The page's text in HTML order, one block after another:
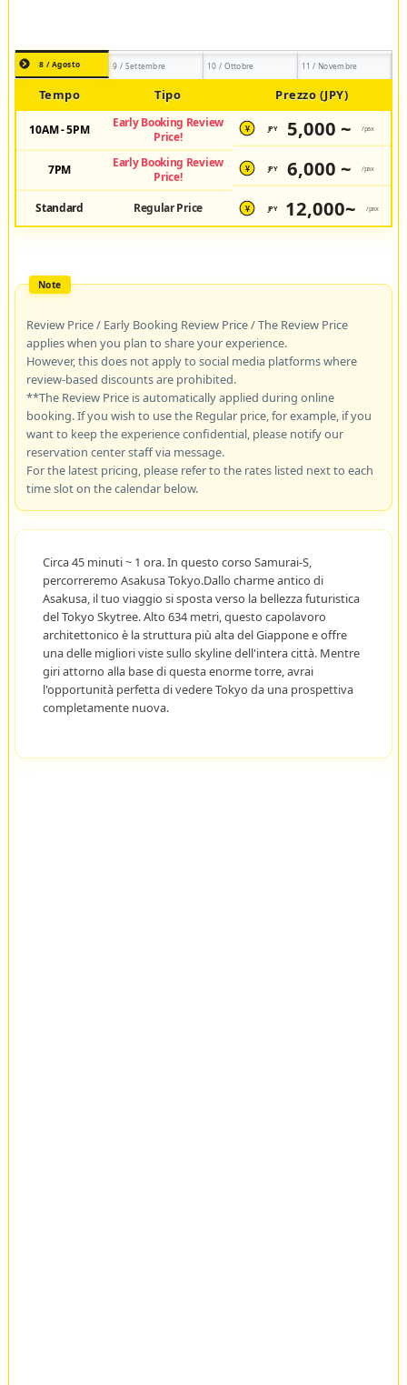
8 / Agosto 9 / Settembre 10 / Ottobre 11 / Novembre
Tempo Tipo Prezzo (JPY)
10AM - 5PM
Early Booking Review
Price!
¥ JPY 5,000 ~ /pax
7PM
Early Booking Review
Price!
¥ JPY 6,000 ~ /pax
Standard Regular Price ¥ JPY 12,000~ /pax
Review Price / Early Booking Review Price / The Review Price
applies when you plan to share your experience.
However, this does not apply to social media platforms where
review-based discounts are prohibited.
**The Review Price is automatically applied during online
booking. If you wish to use the Regular price, for example, if you
want to keep the experience confidential, please notify our
reservation center staff via message.
For the latest pricing, please refer to the rates listed next to each
time slot on the calendar below.
Circa 45 minuti ~ 1 ora. In questo corso Samurai-S,
percorreremo Asakusa Tokyo.Dallo charme antico di
Asakusa, il tuo viaggio si sposta verso la bellezza futuristica
del Tokyo Skytree. Alto 634 metri, questo capolavoro
architettonico è la struttura più alta del Giappone e offre
una delle migliori viste sullo skyline dell'intera città. Mentre
giri attorno alla base di questa enorme torre, avrai
l'opportunità perfetta di vedere Tokyo da una prospettiva
completamente nuova.